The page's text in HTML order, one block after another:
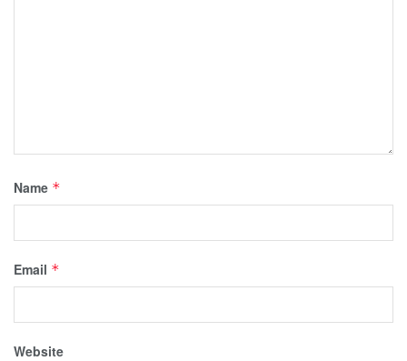
Name *
Email *
Website